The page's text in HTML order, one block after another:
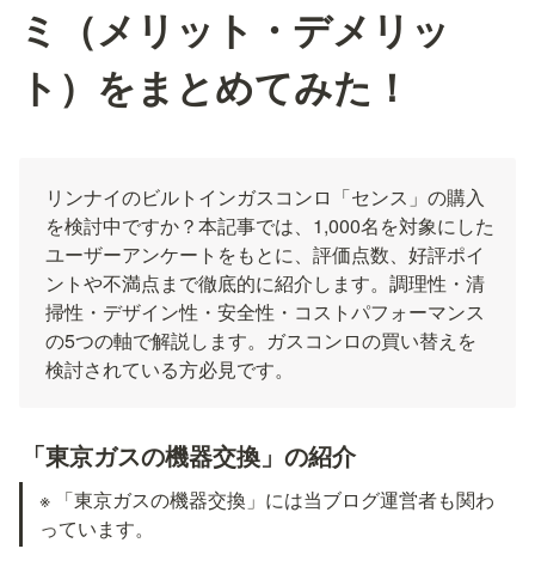
ミ（メリット・デメリッ
ト）をまとめてみた！
リンナイのビルトインガスコンロ「センス」の購入
を検討中ですか？本記事では、1,000名を対象にした
ユーザーアンケートをもとに、評価点数、好評ポイ
ントや不満点まで徹底的に紹介します。調理性・清
掃性・デザイン性・安全性・コストパフォーマンス
の5つの軸で解説します。ガスコンロの買い替えを
検討されている方必見です。
「東京ガスの機器交換」の紹介
※ 「東京ガスの機器交換」には当ブログ運営者も関わ
っています。